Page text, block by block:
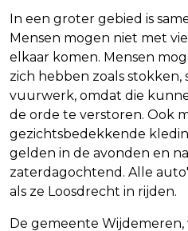
In een groter gebied is
Mensen mogen niet met
elkaar komen. Mensen
zich hebben zoals stokken,
vuurwerk, omdat die
de orde te verstoren. Ook
gezichtsbedekkende
gelden in de avonden en
zaterdagochtend. Alle
als ze Loosdrecht in rijden.
De gemeente